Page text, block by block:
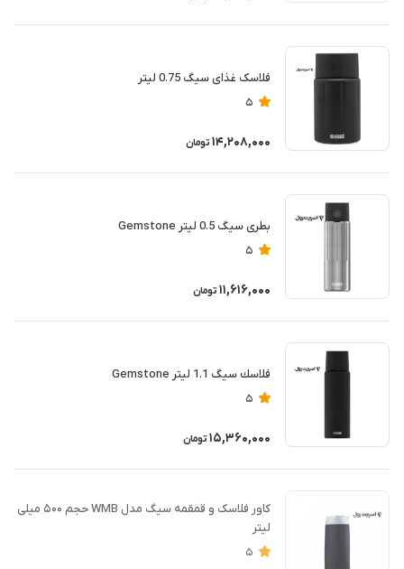
فلاسک غذای سیگ 0.75 لیتر
5
14,208,000 تومان
بطری سيگ 0.5 ليتر Gemstone
5
11,616,000 تومان
فلاسك سيگ 1.1 ليتر Gemstone
5
15,360,000 تومان
کاور فلاسک و قمقمه سیگ مدل WMB حجم ۵۰۰ میلی
لیتر
5